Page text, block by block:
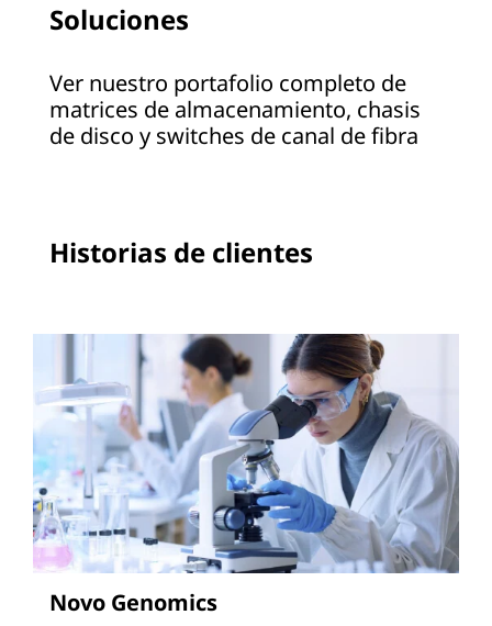
Soluciones
Ver nuestro portafolio completo de
matrices de almacenamiento, chasis
de disco y switches de canal de fibra
Historias de clientes
Novo Genomics